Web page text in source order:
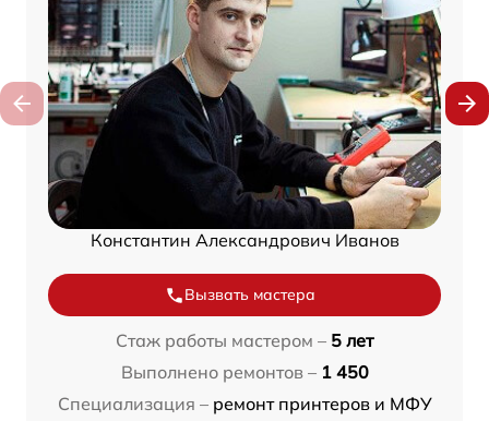
Константин Александрович Иванов
Вызвать мастера
Стаж работы мастером – 5 лет
Выполнено ремонтов – 1 450
Специализация – ремонт принтеров и МФУ